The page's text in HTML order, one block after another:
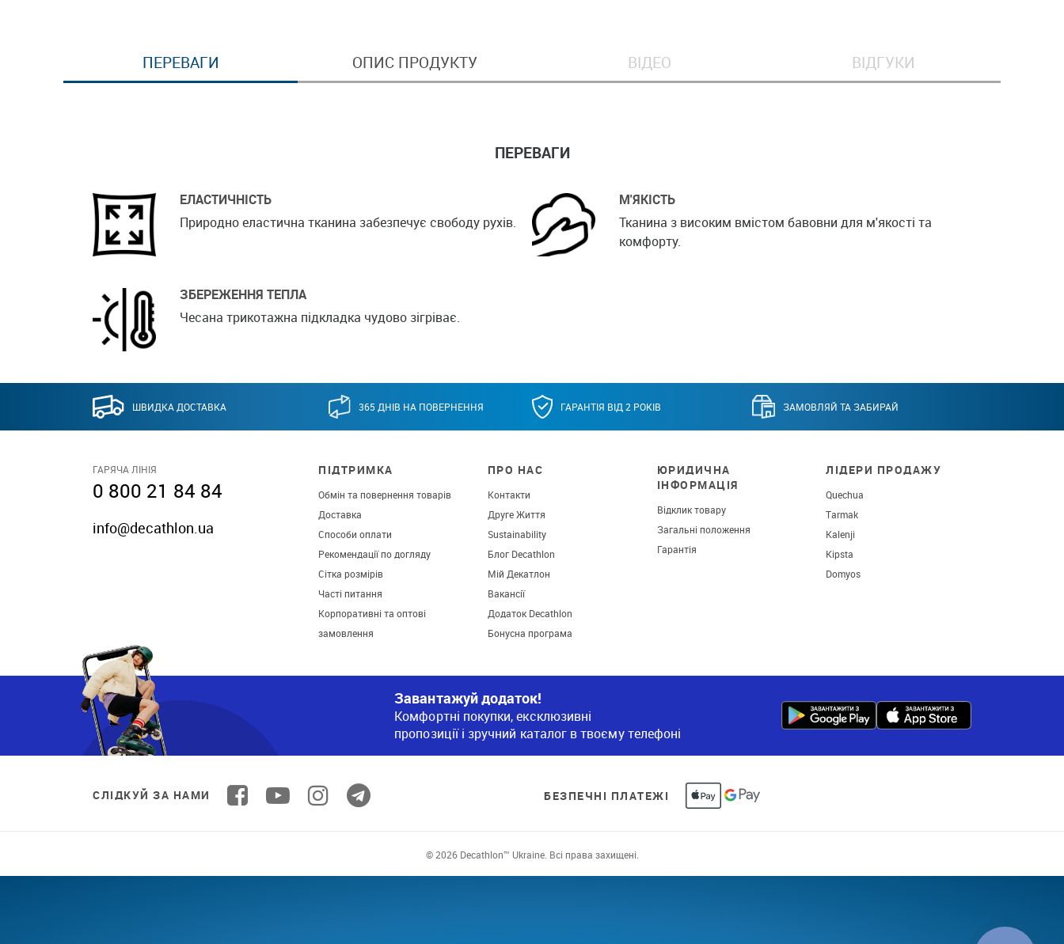
ПЕРЕВАГИ ОПИС ПРОДУКТУ ВІДЕО ВІДГУКИ
ПЕРЕВАГИ
ЕЛАСТИЧНІСТЬ
Природно еластична тканина забезпечує свободу рухів.
М'ЯКІСТЬ
Тканина з високим вмістом бавовни для м'якості та
комфорту.
ЗБЕРЕЖЕННЯ ТЕПЛА
Чесана трикотажна підкладка чудово зігріває.
ШВИДКА ДОСТАВКА 365 ДНІВ НА ПОВЕРНЕННЯ ГАРАНТІЯ ВІД 2 РОКІВ ЗАМОВЛЯЙ ТА ЗАБИРАЙ
ГАРЯЧА ЛІНІЯ
0 800 21 84 84
info@decathlon.ua
ПІДТРИМКА
Обмін та повернення товарів
Доставка
Способи оплати
Рекомендації по догляду
Сітка розмірів
Часті питання
Корпоративні та оптові
замовлення
ПРО НАС
Контакти
Друге Життя
Sustainability
Блог Decathlon
Мій Декатлон
Вакансії
Додаток Decathlon
Бонусна програма
ЮРИДИЧНА
ІНФОРМАЦІЯ
Відклик товару
Загальні положення
Гарантія
ЛІДЕРИ ПРОДАЖУ
Quechua
Tarmak
Kalenji
Kipsta
Domyos
Завантажуй додаток!
Комфортні покупки, ексклюзивні
пропозиції і зручний каталог в твоєму телефоні
СЛІДКУЙ ЗА НАМИ БЕЗПЕЧНІ ПЛАТЕЖІ
© 2026 Decathlon™ Ukraine. Всі права захищені.